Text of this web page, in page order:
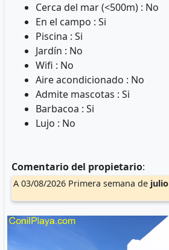
Cerca del mar (<500m) : No
En el campo : Si
Piscina : Si
Jardín : No
Wifi : No
Aire acondicionado : No
Admite mascotas : Si
Barbacoa : Si
Lujo : No
Comentario del propietario:
A 03/08/2026 Primera semana de julio